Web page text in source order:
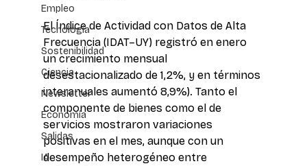
Empleo
Tecnología
Sostenibilidad
Ciencia
Newsletter
Economía
Salidas
IA
El Índice de Actividad con Datos de Alta
Frecuencia (IDAT–UY) registró en enero
un crecimiento mensual
desestacionalizado de 1,2%, y en términos
interanuales aumentó 8,9%). Tanto el
componente de bienes como el de
servicios mostraron variaciones
positivas en el mes, aunque con un
desempeño heterogéneo entre